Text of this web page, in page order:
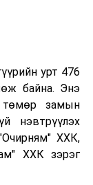
урт 476
байна. Энэ
төмөр замын
нэвтрүүлэх
ХХК,
ХХК зэрэг